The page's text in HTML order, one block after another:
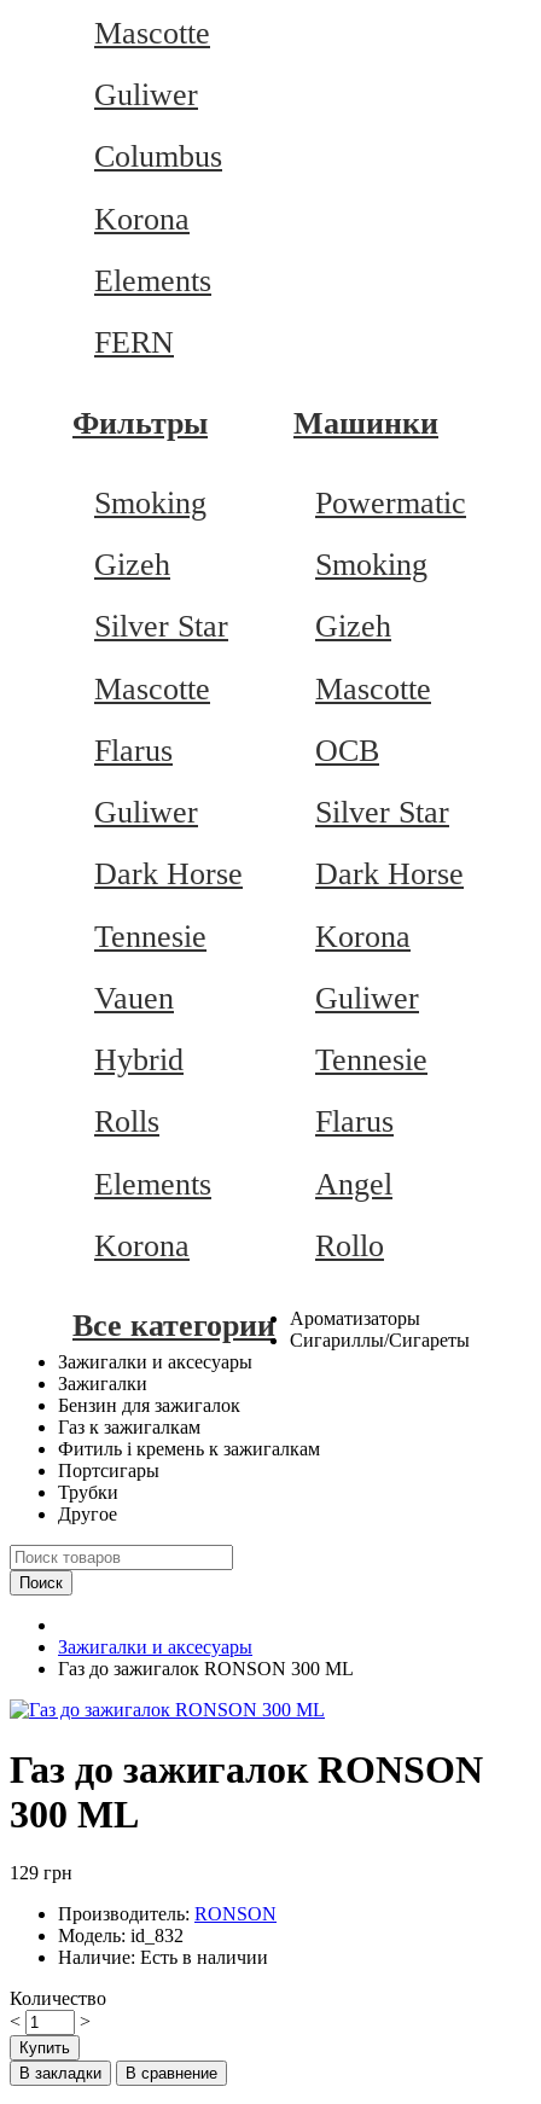
Mascotte
Guliwer
Columbus
Korona
Elements
FERN
Фильтры
Smoking
Gizeh
Silver Star
Mascotte
Flarus
Guliwer
Dark Horse
Tennesie
Vauen
Hybrid
Rolls
Elements
Korona
Машинки
Powermatic
Smoking
Gizeh
Mascotte
OCB
Silver Star
Dark Horse
Korona
Guliwer
Tennesie
Flarus
Angel
Rollo
Все категории
Ароматизаторы
Сигариллы/Сигареты
Зажигалки и аксесуары
Зажигалки
Бензин для зажигалок
Газ к зажигалкам
Фитиль і кремень к зажигалкам
Портсигары
Трубки
Другое
Поиск
Зажигалки и аксесуары
Газ до зажигалок RONSON 300 ML
Газ до зажигалок RONSON
300 ML
129 грн
Производитель: RONSON
Модель: id_832
Наличие: Есть в наличии
Количество
<
>
Купить
В закладки
В сравнение